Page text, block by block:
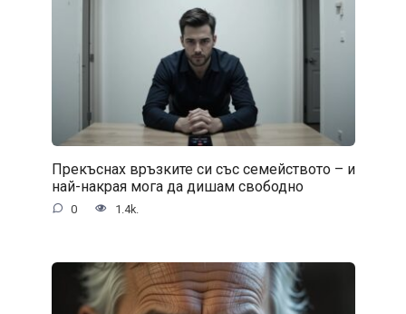
Прекъснах връзките си със семейството – и
най-накрая мога да дишам свободно
0 1.4k.